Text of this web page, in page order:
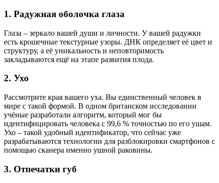
1. Радужная оболочка глаза
Глаза – зеркало вашей души и личности. У вашей радужки
есть крошечные текстурные узоры. ДНК определяет её цвет и
структуру, а её уникальность и неповторимость
закладываются ещё на этапе развития плода.
2. Ухо
Рассмотрите края вашего уха. Вы единственный человек в
мире с такой формой. В одном британском исследовании
учёные разработали алгоритм, который мог бы
идентифицировать человека с 99,6 % точностью по его ушам.
Ухо – такой удобный идентификатор, что сейчас уже
разрабатываются технологии для разблокировки смартфонов с
помощью сканера именно ушной раковины.
3. Отпечатки губ